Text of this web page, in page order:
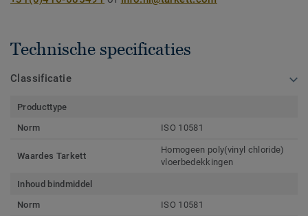
Technische specificaties
Classificatie
Producttype
Norm
ISO 10581
Waardes Tarkett
Homogeen poly(vinyl chloride)
vloerbedekkingen
Inhoud bindmiddel
Norm
ISO 10581